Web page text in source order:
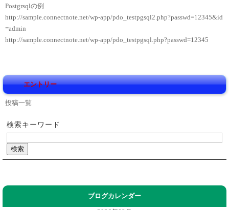
Postgrsqlの例
http://sample.connectnote.net/wp-app/pdo_testpgsql2.php?passwd=12345&id
=admin
http://sample.connectnote.net/wp-app/pdo_testpgsql.php?passwd=12345
エントリー
投稿一覧
検索キーワード
ブログカレンダー